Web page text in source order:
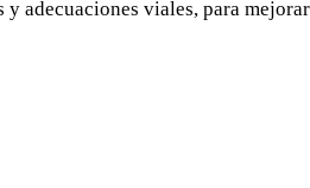
y adecuaciones viales, para